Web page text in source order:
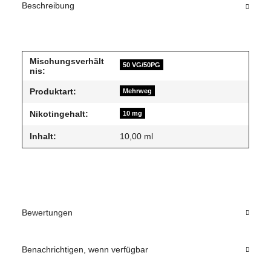
Beschreibung
Mischungsverhält
nis:
50 VG/50PG
Produktart: Mehrweg
Nikotingehalt: 10 mg
Inhalt: 10,00 ml
Bewertungen
Benachrichtigen, wenn verfügbar